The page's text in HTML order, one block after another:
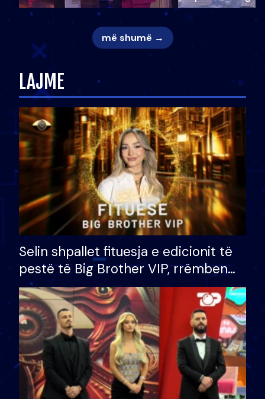
më shumë →
LAJME
Selin shpallet fituesja e edicionit të
pestë të Big Brother VIP, rrëmben
çmimin e madh prej 100 mijë eurosh